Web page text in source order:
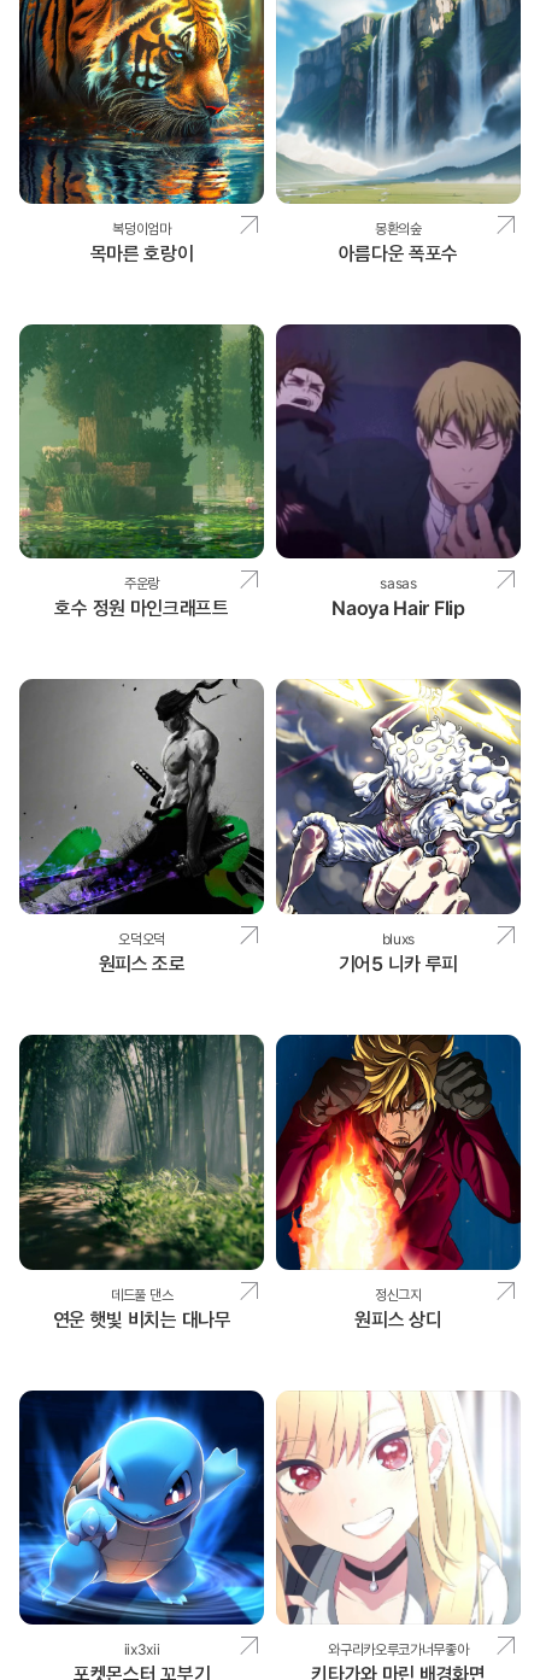
복덩이엄마
목마른 호랑이
몽환의숲
아름다운 폭포수
주운랑
호수 정원 마인크래프트
sasas
Naoya Hair Flip
오덕오덕
원피스 조로
bluxs
기어5 니카 루피
데드풀 댄스
연운 햇빛 비치는 대나무
정신그지
원피스 상디
iix3xii
포켓몬스터 꼬부기
와구리카오루코가너무좋아
키타가와 마린 배경화면